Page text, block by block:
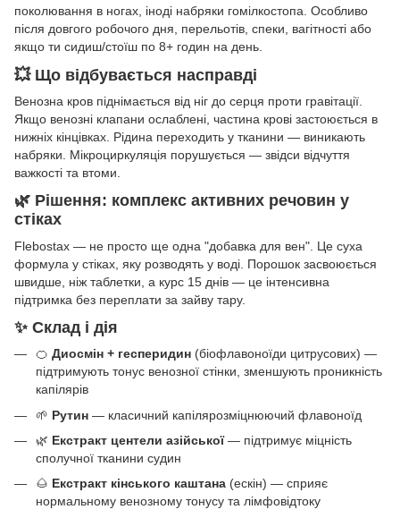
поколювання в ногах, іноді набряки гомілкостопа. Особливо
після довгого робочого дня, перельотів, спеки, вагітності або
якщо ти сидиш/стоїш по 8+ годин на день.
💥 Що відбувається насправді
Венозна кров піднімається від ніг до серця проти гравітації.
Якщо венозні клапани ослаблені, частина крові застоюється в
нижніх кінцівках. Рідина переходить у тканини — виникають
набряки. Мікроциркуляція порушується — звідси відчуття
важкості та втоми.
🌿 Рішення: комплекс активних речовин у
стіках
Flebostax — не просто ще одна "добавка для вен". Це суха
формула у стіках, яку розводять у воді. Порошок засвоюється
швидше, ніж таблетки, а курс 15 днів — це інтенсивна
підтримка без переплати за зайву тару.
✨ Склад і дія
🍊 Диосмін + гесперидин (біофлавоноїди цитрусових) —
підтримують тонус венозної стінки, зменшують проникність
капілярів
🌱 Рутин — класичний капілярозміцнюючий флавоноїд
🌿 Екстракт центели азійської— підтримує міцність
сполучної тканини судин
🌰 Екстракт кінського каштана (ескін) — сприяє
нормальному венозному тонусу та лімфовідтоку